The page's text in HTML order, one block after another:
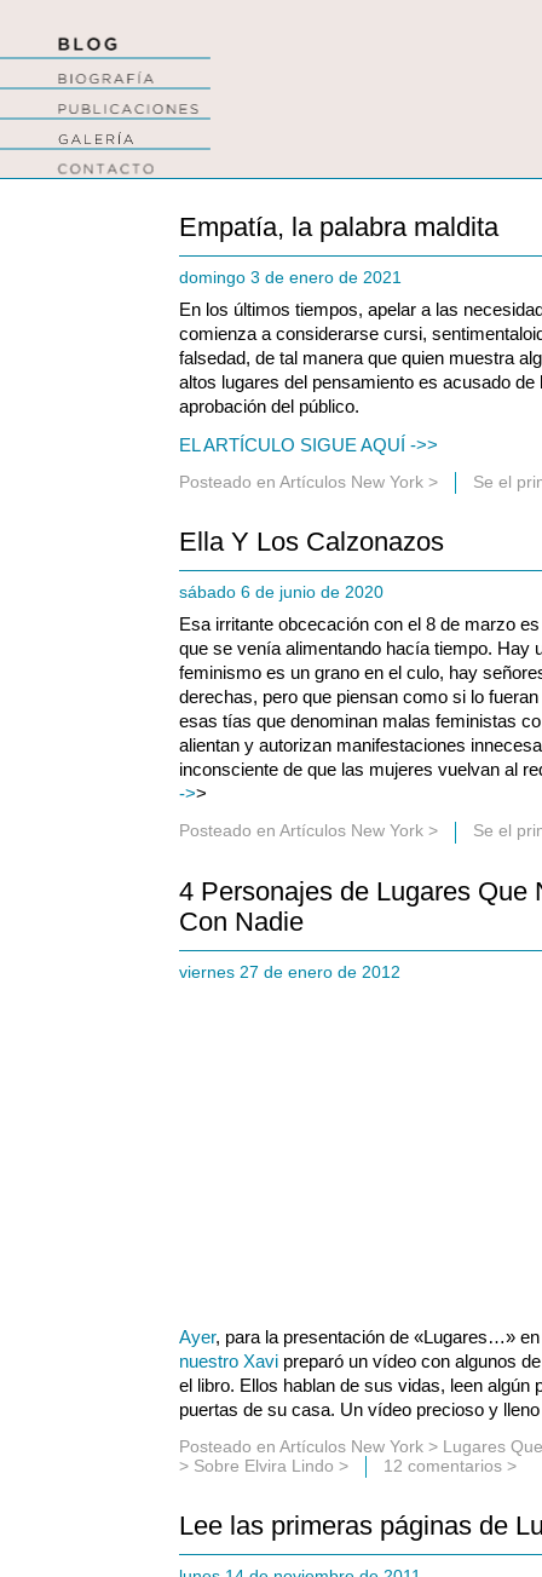
Empatía, la palabra maldita
domingo 3 de enero de 2021
En los últimos tiempos, apelar a las
comienza a considerarse cursi,
falsedad, de tal manera que quien muestra
altos lugares del pensamiento es acusado
aprobación del público.
EL ARTÍCULO SIGUE AQUÍ ->>
Posteado en Artículos New York > Se el
Ella Y Los Calzonazos
sábado 6 de junio de 2020
Esa irritante obcecación con el 8 de marzo
que se venía alimentando hacía tiempo. Hay
feminismo es un grano en el culo, hay
derechas, pero que piensan como si lo
esas tías que denominan malas feministas
alientan y autorizan manifestaciones
inconsciente de que las mujeres vuelvan al
->>
Posteado en Artículos New York > Se el
4 Personajes de Lugares Que
Con Nadie
viernes 27 de enero de 2012
Ayer, para la presentación de «Lugares…»
nuestro Xavi preparó un vídeo con algunos
el libro. Ellos hablan de sus vidas, leen algún
puertas de su casa. Un vídeo precioso y
Posteado en Artículos New York > Lugares
> Sobre Elvira Lindo > 12 comentarios >
Lee las primeras páginas de